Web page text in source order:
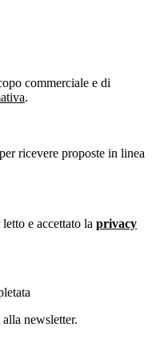
commerciale e di
.
ricevere proposte in linea
e accettato la privacy
newsletter.